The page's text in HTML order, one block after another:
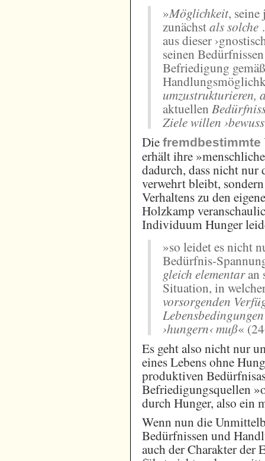
»Möglichkeit,
zunächstals solche
aus dieser
seinen
Befriedigung
umzustrukturieren,
aktuellen
Ziele willen
Diefremdbestimmte
erhält ihre
dadurch, dass nicht
verwehrt bleibt,
Verhaltens zu den
Holzkamp
Individuum Hunger
»so leidet es nicht
Bedürfnis-
gleich elementaran
Situation, in
vorsorgenden
›hungern‹ muß«
Es geht also nicht nur
eines Lebens ohne
produktiven
Befriedigungsquellen
durch Hunger, also ein
Wenn nun die
Bedürfnissen und
auch der Charakter